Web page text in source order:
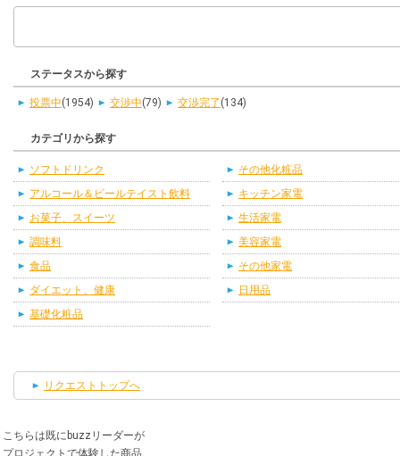
ステータスから探す
投票中(1954) 交渉中(79) 交渉完了 (134)
カテゴリから探す
ソフトドリンク
アルコール＆ビールテイスト飲料
お菓子、スイーツ
調味料
食品
ダイエット、健康
基礎化粧品
その他化粧品
キッチン家電
生活家電
美容家電
その他家電
日用品
リクエストトップへ
こちらは既にbuzzリーダーが